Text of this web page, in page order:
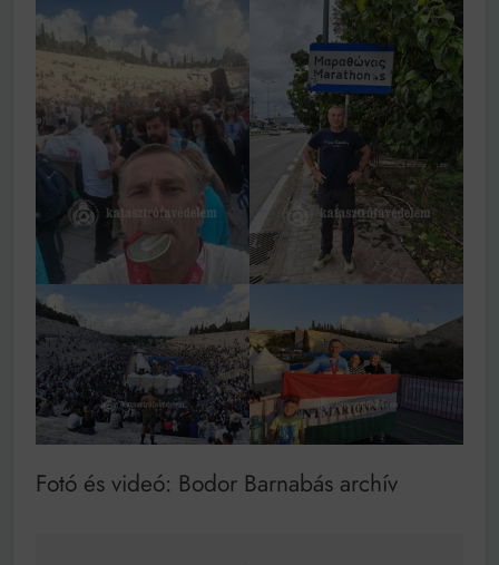
Fotó és videó: Bodor Barnabás archív